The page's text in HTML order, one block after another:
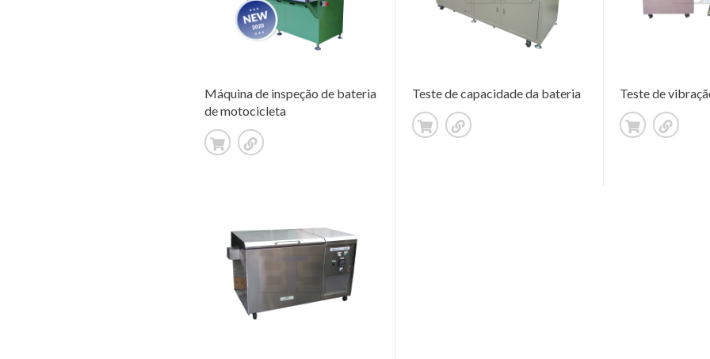
Máquina de inspeção de bateria
de motocicleta
Teste de capacidade da bateria Teste de